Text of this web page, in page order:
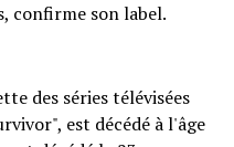
confirme son label.
des séries télévisées
est décédé à l'âge